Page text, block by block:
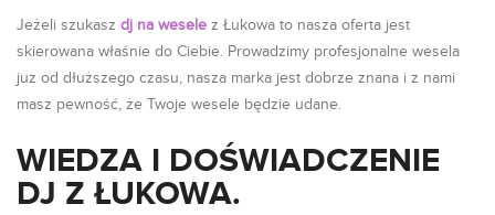
Jeżeli szukasz dj na wesele z Łukowa to nasza oferta jest
skierowana właśnie do Ciebie. Prowadzimy profesjonalne wesela
juz od dłuższego czasu, nasza marka jest dobrze znana i z nami
masz pewność, że Twoje wesele będzie udane.
WIEDZA I DOŚWIADCZENIE
DJ Z ŁUKOWA.